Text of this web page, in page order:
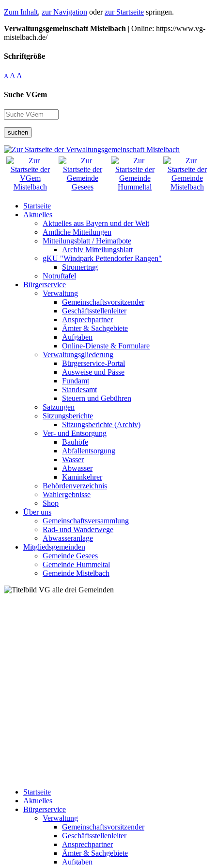
Zum Inhalt, zur Navigation oderzur Startseite springen.
Verwaltungsgemeinschaft Mistelbach | Online: https://www.vg-
mistelbach.de/
Schriftgröße
A A A
Suche VGem
suchen
Startseite
Aktuelles
Aktuelles aus Bayern und der Welt
Amtliche Mitteilungen
Mitteilungsblatt / Heimatbote
Archiv Mitteilungsblatt
gKU "Windpark Pettendorfer Rangen"
Stromertrag
Notruftafel
Bürgerservice
Verwaltung
Gemeinschaftsvorsitzender
Geschäftsstellenleiter
Ansprechpartner
Ämter & Sachgebiete
Aufgaben
Online-Dienste & Formulare
Verwaltungsgliederung
Bürgerservice-Portal
Ausweise und Pässe
Fundamt
Standesamt
Steuern und Gebühren
Satzungen
Sitzungsberichte
Sitzungsberichte (Archiv)
Ver- und Entsorgung
Bauhöfe
Abfallentsorgung
Wasser
Abwasser
Kaminkehrer
Behördenverzeichnis
Wahlergebnisse
Shop
Über uns
Gemeinschaftsversammlung
Rad- und Wanderwege
Abwasseranlage
Mitgliedsgemeinden
Gemeinde Gesees
Gemeinde Hummeltal
Gemeinde Mistelbach
Startseite
Aktuelles
Bürgerservice
Verwaltung
Gemeinschaftsvorsitzender
Geschäftsstellenleiter
Ansprechpartner
Ämter & Sachgebiete
Aufgaben